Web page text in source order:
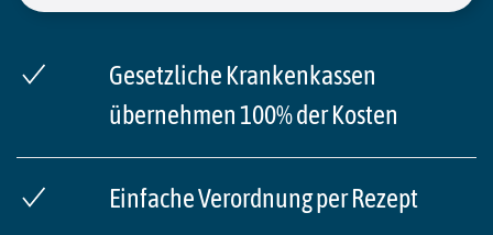
Gesetzliche Krankenkassen
übernehmen 100% der Kosten
Einfache Verordnung per Rezept